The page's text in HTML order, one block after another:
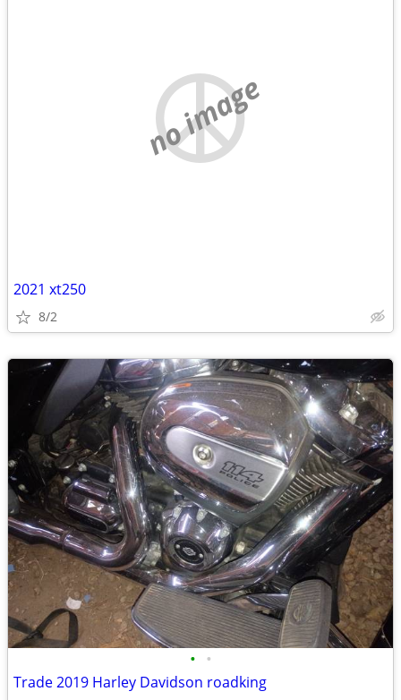
no image
2021 xt250
8/2
• •
Trade 2019 Harley Davidson roadking